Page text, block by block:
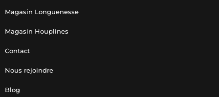
Magasin Longuenesse
Magasin Houplines
Contact
Nous rejoindre
Blog